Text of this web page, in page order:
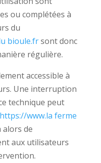
ou complétées à
du
bioule.frsont donc
régulière.
accessible à
Une interruption
technique peut
https://www.la ferme
alors de
aux utilisateurs